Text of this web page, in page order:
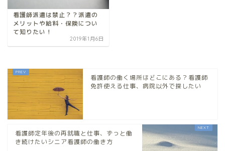
看護師派遣は禁止？？派遣の
メリットや給料・保険につい
て知りたい！
2019年1月6日
看護師の働く場所はどこにある？看護師
免許使える仕事、病院以外で探したい
看護師定年後の再就職と仕事、ずっと働
き続けたいシニア看護師の働き方